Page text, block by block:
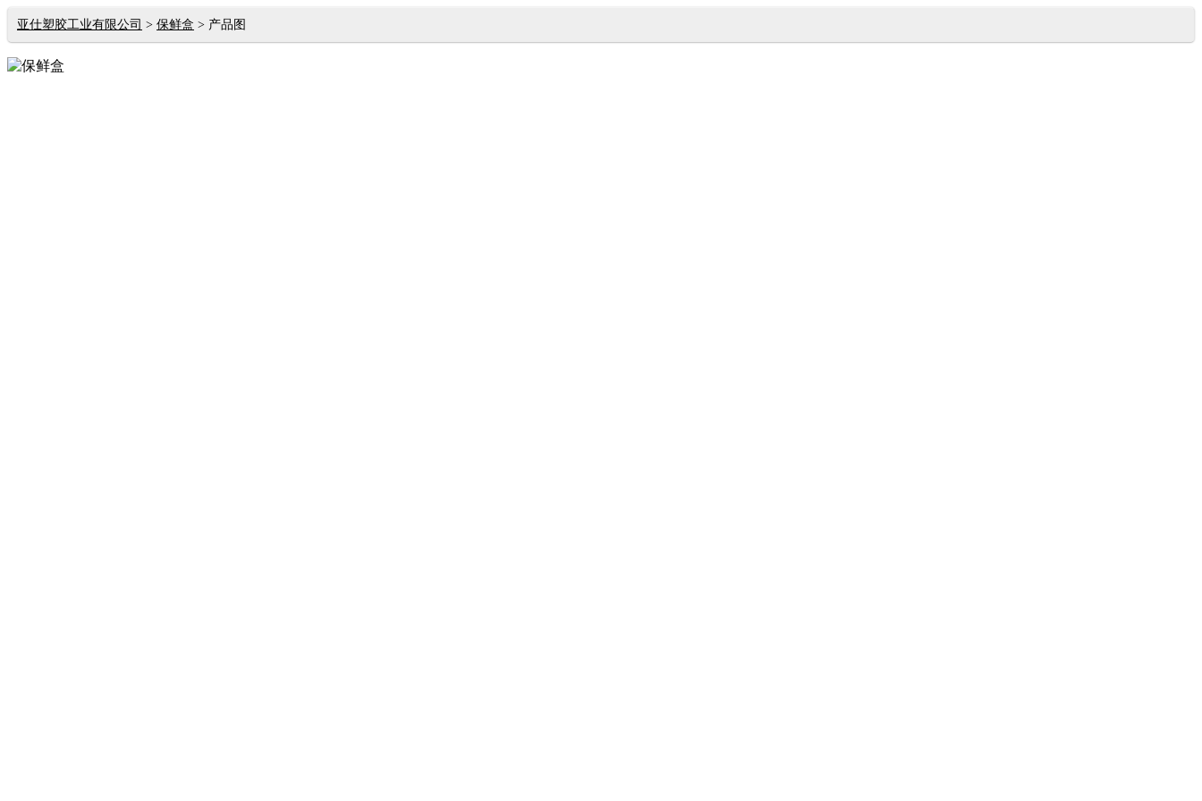
亚仕塑胶工业有限公司 保鲜盒 产品图